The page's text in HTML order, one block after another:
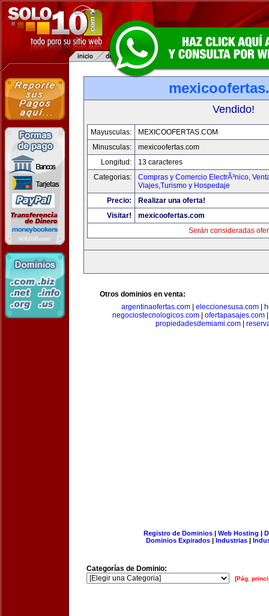
Vendido!
Mayusculas:
MEXICOOFERTAS.COM
Minusculas:
mexicoofertas.com
Longitud:
13 caracteres
Categorias:
Compras y Comercio ElectrÃ³nico,
Viajes,Turismo y Hospedaje
Precio:
Realizar una oferta!
Visitar!
mexicoofertas.com
Serán consideradas
Otros dominios en venta:
argentinaofertas.com| eleccionesusa.com|
negociostecnologicos.com
ofertapasajes.com
propiedadesdemiami.com|
Registro de Dominios| Web Hosting |
Dominios Expirados | Industrias |
Categorías de Dominio:
[Pág.